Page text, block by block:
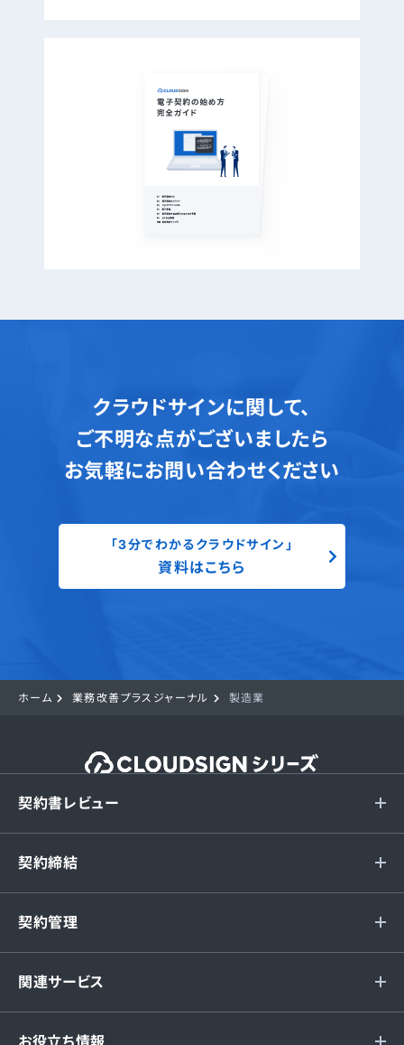
クラウドサインに関して、
ご不明な点がございましたら
お気軽にお問い合わせください
「3分でわかるクラウドサイン」
資料はこちら
ホーム 業務改善プラスジャーナル 製造業
契約書レビュー
契約締結
契約管理
関連サービス
お役立ち情報